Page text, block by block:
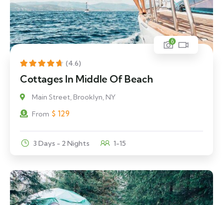
(4.6)
6
Cottages In Middle Of Beach
Main Street, Brooklyn, NY
From $ 129
3 Days - 2 Nights 1-15